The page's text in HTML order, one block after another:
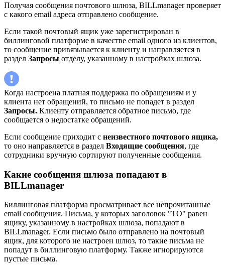
Получая сообщения почтового шлюза, BILLmanager проверяет
с какого email адреса отправлено сообщение.
Если такой почтовый ящик уже зарегистрирован в
биллинговой платформе в качестве email одного из клиентов,
то сообщение привязывается к клиенту и направляется в
раздел Запросы отделу, указанному в настройках шлюза.
Когда настроена платная поддержка по обращениям и у
клиента нет обращений, то письмо не попадет в раздел
Запросы. Клиенту отправляется обратное письмо, где
сообщается о недостатке обращений.
Если сообщение приходит с неизвестного почтового ящика,
то оно направляется в раздел Входящие сообщения, где
сотрудники вручную сортируют полученные сообщения.
Какие сообщения шлюза попадают в
BILLmanager
Биллинговая платформа просматривает все непрочитанные
email сообщения. Письма, у которых заголовок "TO" равен
ящику, указанному в настройках шлюза, попадают в
BILLmanager. Если письмо было отправлено на почтовый
ящик, для которого не настроен шлюз, то такие письма не
попадут в биллинговую платформу. Также игнорируются
пустые письма.